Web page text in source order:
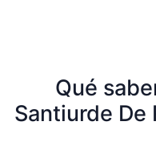
Qué
Santiurde De